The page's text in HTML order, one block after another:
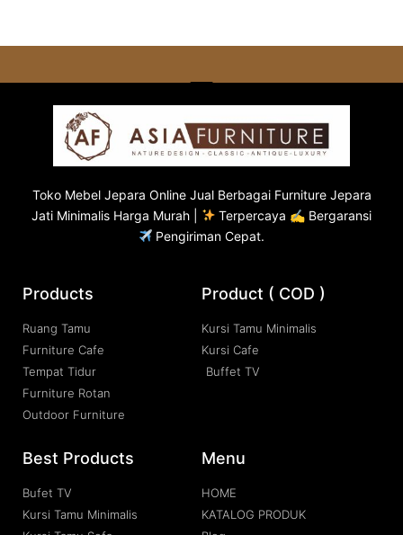
Toko Mebel Jepara Online Jual Berbagai Furniture Jepara
Jati Minimalis Harga Murah |
Terpercaya ✍ Bergaransi
Pengiriman Cepat.
Products
Ruang Tamu
Furniture Cafe
Tempat Tidur
Furniture Rotan
Outdoor Furniture
Product ( COD )
Kursi Tamu Minimalis
Kursi Cafe
Buffet TV
Best Products
Bufet TV
Kursi Tamu Minimalis
Menu
HOME
KATALOG PRODUK